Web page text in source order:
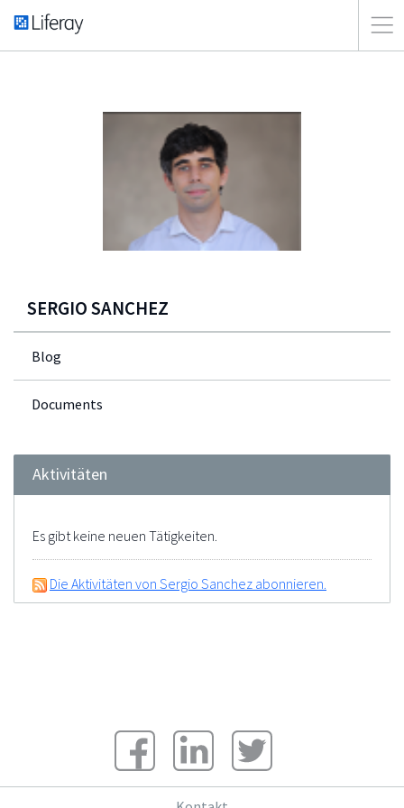
SERGIO SANCHEZ
Blog
Documents
Aktivitäten
Es gibt keine neuen Tätigkeiten.
Die Aktivitäten von Sergio Sanchez abonnieren.